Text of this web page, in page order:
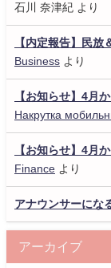
石川 奈津紀 より
【内定報告】民放
Business より
【お知らせ】4月
Накрутка
【お知らせ】4月
Finance より
アナウンサーにな
アーカイブ